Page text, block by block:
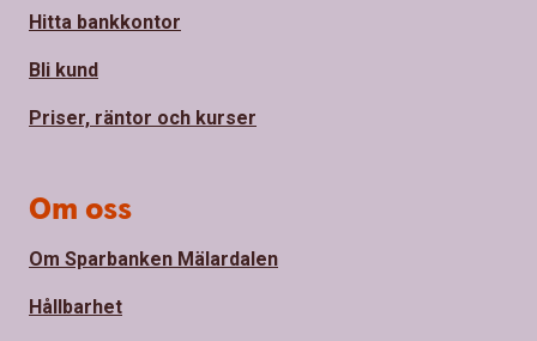
Hitta bankkontor
Bli kund
Priser, räntor och kurser
Om oss
Om Sparbanken Mälardalen
Hållbarhet